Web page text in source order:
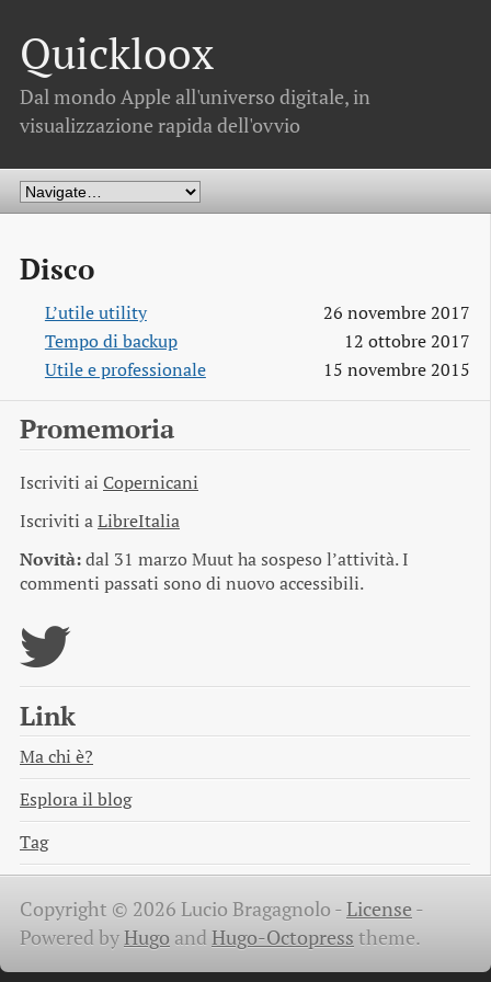
Quickloox
Dal mondo Apple all'universo digitale, in
visualizzazione rapida dell'ovvio
Disco
L’utile utility
26 novembre 2017
Tempo di backup
12 ottobre 2017
Utile e professionale
15 novembre 2015
Promemoria
Iscriviti ai Copernicani
Iscriviti aLibreItalia
Novità:dal 31 marzo Muut ha sospeso l’attività. I
commenti passati sono di nuovo accessibili.
Link
Ma chi è?
Esplora il blog
Tag
Copyright © 2026 Lucio Bragagnolo -License -
Powered byHugo and Hugo-Octopress theme.